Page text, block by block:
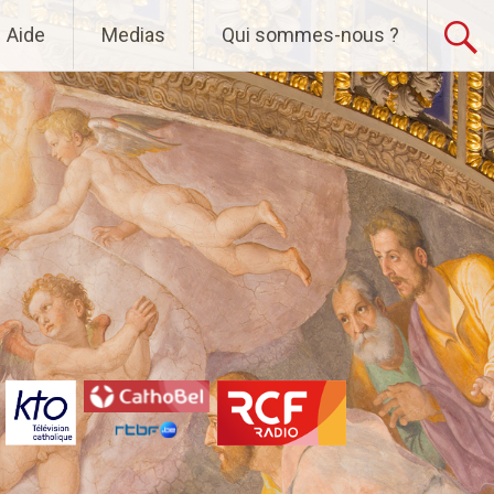
Aide Medias Qui sommes-nous ?